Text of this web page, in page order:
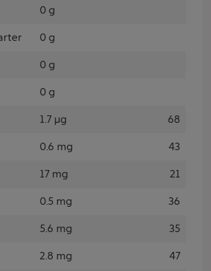
0 g
0 g
0 g
0 g
1.7 µg 68
0.6 mg 43
17 mg 21
0.5 mg 36
5.6 mg 35
2.8 mg 47